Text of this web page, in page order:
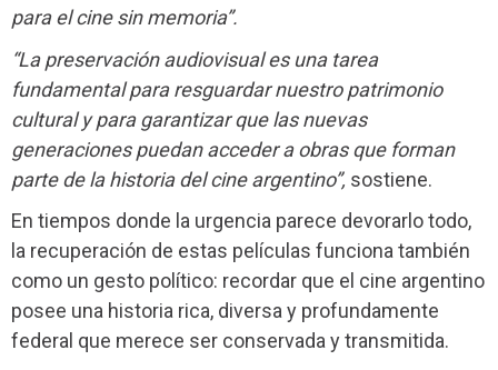
para el cine sin memoria”.
“La preservación audiovisual es una tarea
fundamental para resguardar nuestro patrimonio
cultural y para garantizar que las nuevas
generaciones puedan acceder a obras que forman
parte de la historia del cine argentino”, sostiene.
En tiempos donde la urgencia parece devorarlo todo,
la recuperación de estas películas funciona también
como un gesto político: recordar que el cine argentino
posee una historia rica, diversa y profundamente
federal que merece ser conservada y transmitida.